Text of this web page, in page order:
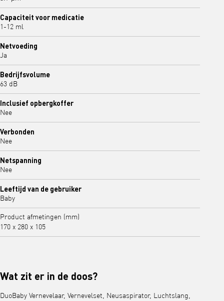
Capaciteit voor medicatie
1-12 ml
Netvoeding
Ja
Bedrijfsvolume
63 dB
Inclusief opbergkoffer
Nee
Verbonden
Nee
Netspanning
Nee
Leeftijd van de gebruiker
Baby
Product afmetingen (mm)
170 x 280 x 105
Wat zit er in de doos?
DuoBaby Vernevelaar, Vernevelset, Neusaspirator, Luchtslang,